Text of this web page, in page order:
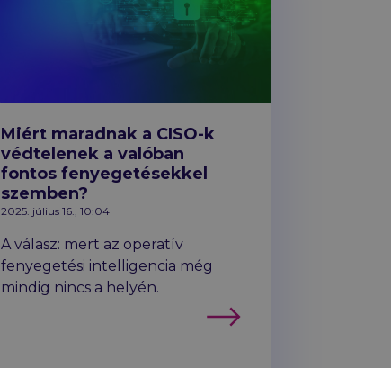
Miért maradnak a CISO-k
védtelenek a valóban
fontos fenyegetésekkel
szemben?
2025. július 16., 10:04
A válasz: mert az operatív
fenyegetési intelligencia még
mindig nincs a helyén.
Tovább